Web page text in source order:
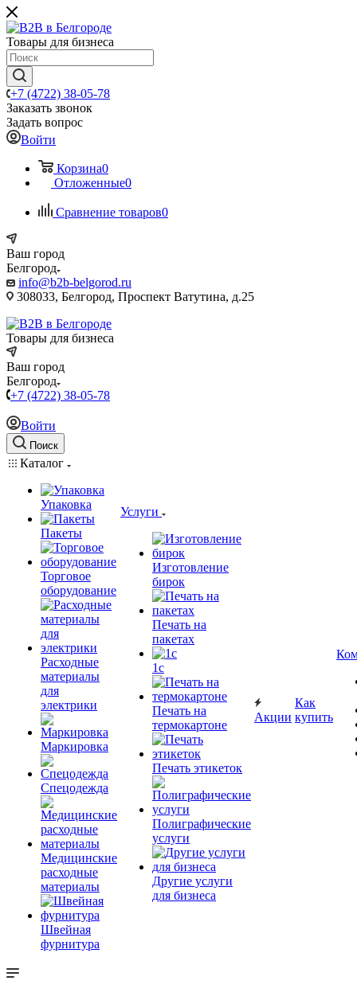
Товары для бизнеса
+7 (4722) 38-05-78
Заказать звонок
Задать вопрос
Войти
Корзина0
Отложенные0
Сравнение товаров0
Ваш город
Белгород
info@b2b-belgorod.ru
308033, Белгород, Проспект Ватутина, д.25
Товары для бизнеса
Ваш город
Белгород
+7 (4722) 38-05-78
Войти
Поиск
Каталог
Упаковка
Пакеты
Торговое
оборудование
Расходные
материалы
для
электрики
Маркировка
Спецодежда
Медицинские
расходные
материалы
Швейная
фурнитура
Услуги
Изготовление
бирок
Печать на
пакетах
1c
Печать на
термокартоне
Печать этикеток
Полиграфические
услуги
Другие услуги
для бизнеса
Акции
Как
купить